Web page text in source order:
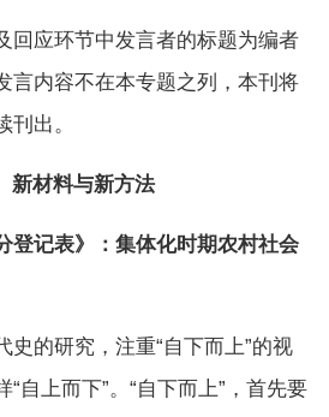
应环节中发言者的标题为编者
言内容不在本专题之列，本刊将
出。
新材料与新方法
记表》：集体化时期农村社会
的研究，注重“自下而上”的视
“自上而下”。 “自下而上” ，首先要